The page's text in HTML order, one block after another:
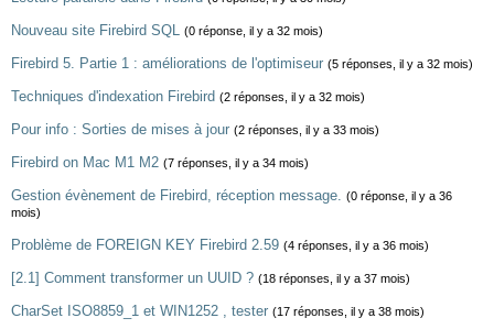
Nouveau site Firebird SQL (0 réponse, il y a 32 mois)
Firebird 5. Partie 1 : améliorations de l'optimiseur (5 réponses, il y a 32 mois)
Techniques d'indexation Firebird (2 réponses, il y a 32 mois)
Pour info : Sorties de mises à jour (2 réponses, il y a 33 mois)
Firebird on Mac M1 M2 (7 réponses, il y a 34 mois)
Gestion évènement de Firebird, réception message. (0 réponse, il y a 36
mois)
Problème de FOREIGN KEY Firebird 2.59 (4 réponses, il y a 36 mois)
[2.1] Comment transformer un UUID ? (18 réponses, il y a 37 mois)
CharSet ISO8859_1 et WIN1252 , tester (17 réponses, il y a 38 mois)